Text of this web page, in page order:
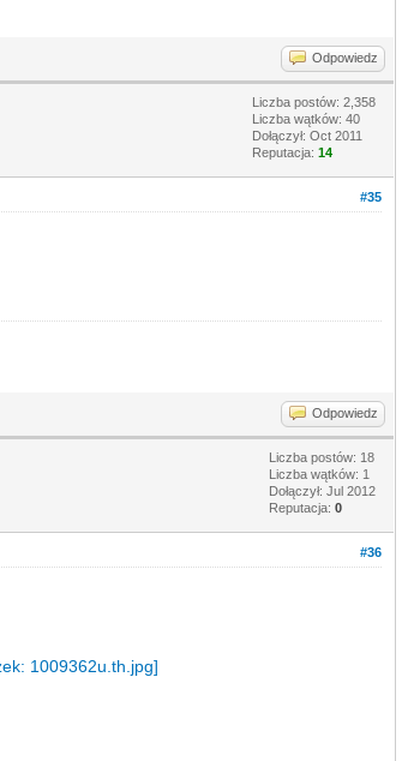
Odpowiedz
Liczba postów: 2,358
Liczba wątków: 40
Dołączył: Oct 2011
Reputacja: 14
#35
Odpowiedz
Liczba postów: 18
Liczba wątków: 1
Dołączył: Jul 2012
Reputacja: 0
#36